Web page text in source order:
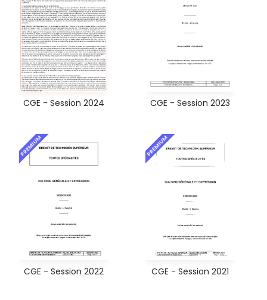
CGE - Session 2024 CGE - Session 2023
PREMIUM
CGE - Session 2022
PREMIUM
CGE - Session 2021